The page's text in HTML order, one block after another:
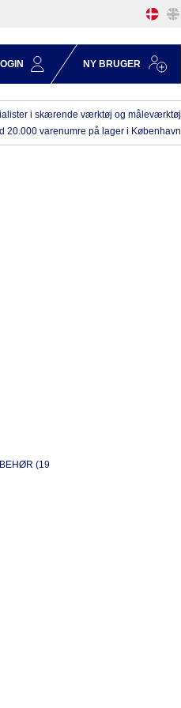
NY BRUGER
i skærende værktøj og måleværktøj
20.000 varenumre på lager i København
(19